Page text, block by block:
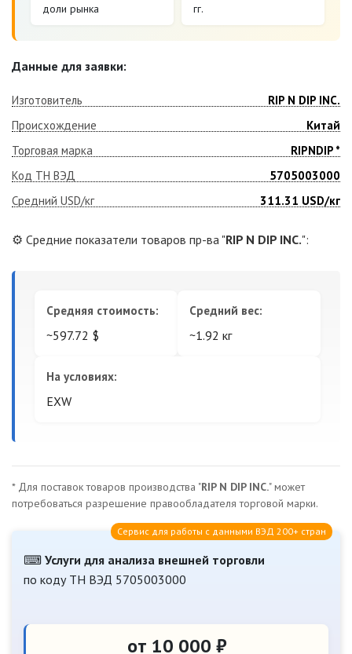
доли рынка
гг.
Данные для заявки:
Изготовитель
RIP N DIP INC.
Происхождение
Китай
Торговая марка
RIPNDIP *
Код ТН ВЭД
5705003000
Средний USD/кг
311.31 USD/кг
⚙️ Средние показатели товаров пр-ва "RIP N DIP INC.":
Средняя стоимость:
~597.72 $
Средний вес:
~1.92 кг
На условиях:
EXW
* Для поставок товаров производства "RIP N DIP INC." может
потребоваться разрешение правообладателя торговой марки.
⌨ Услуги для анализа внешней торговли
по коду ТН ВЭД 5705003000
Сервис для работы с данными ВЭД 200+ стран
от 10 000 ₽